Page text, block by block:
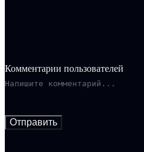
Комментарии пользователей
Отправить